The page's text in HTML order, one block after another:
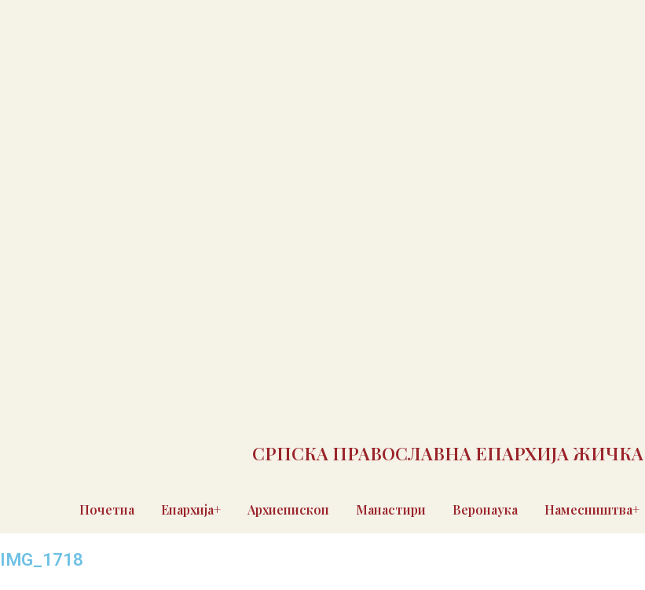
СРПСКА ПРАВОСЛАВНА ЕПАРХИЈА ЖИЧКА
Почетна Епархија+ Архиепископ Манастири Веронаука Намесништва+
IMG_1718